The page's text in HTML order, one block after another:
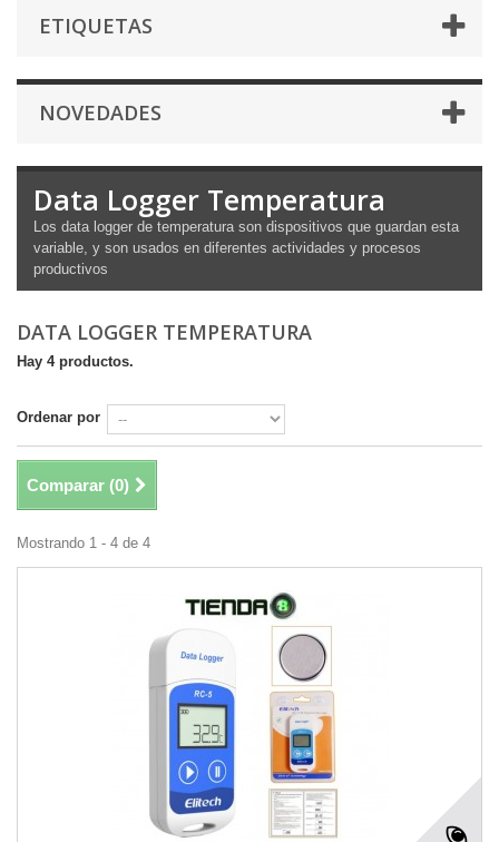
ETIQUETAS
NOVEDADES
Data Logger Temperatura
Los data logger de temperatura son dispositivos que guardan esta
variable, y son usados en diferentes actividades y procesos
productivos
DATA LOGGER TEMPERATURA
Hay 4 productos.
Ordenar por
Comparar (0)
Mostrando 1 - 4 de 4